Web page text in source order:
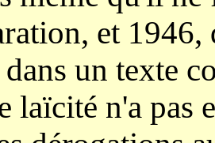
et
un texte
laïcité n'a pas